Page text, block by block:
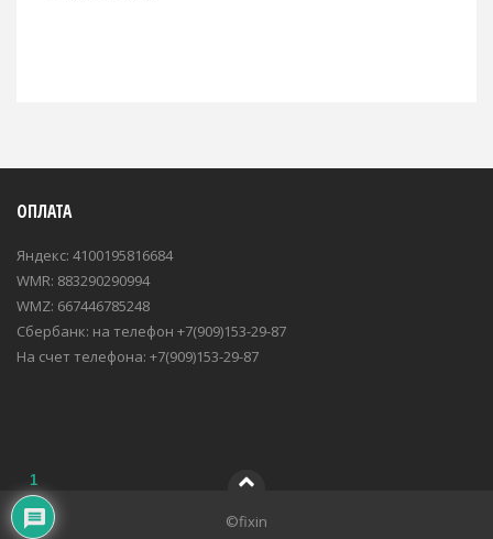
ОПЛАТА
Яндекс: 4100195816684
WMR: 883290290994
WMZ: 667446785248
Сбербанк: на телефон +7(909)153-29-87
На счет телефона: +7(909)153-29-87
©fixin
1